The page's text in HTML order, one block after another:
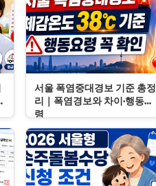
서울 폭염중대경보 기준 총정
리｜폭염경보와 차이·행동요
령